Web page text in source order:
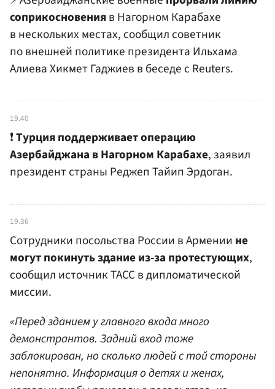
соприкосновенияв Нагорном Карабахе
в нескольких местах, сообщил советник
по внешней политике президента Ильхама
Алиева Хикмет Гаджиев в беседе с Reuters.
19.40
❗️Турция поддерживает операцию
Азербайджана в Нагорном Карабахе, заявил
президент страны Реджеп Тайип Эрдоган.
19.36
Сотрудники посольства России в Армении не
могут покинуть здание из-за протестующих,
сообщил источник ТАСС в дипломатической
миссии.
«Перед зданием у главного входа много
демонстрантов. Задний вход тоже
заблокирован, но сколько людей с той стороны
непонятно. Информация о детях и женах,